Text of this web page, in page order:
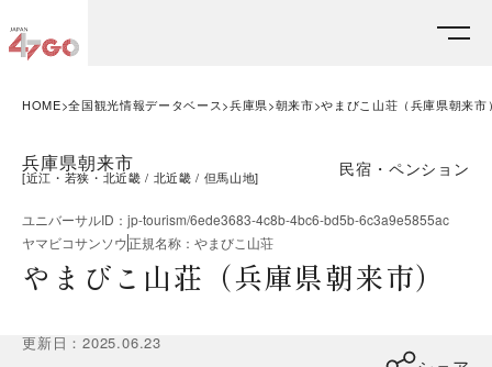
HOME 全国観光情報データベース 兵庫県 朝来市 やまびこ山荘（兵庫県朝来市
兵庫県朝来市
[近江・若狭・北近畿 北近畿 但馬山地] 民宿・ペンション
ユニバーサルID ： jp-tourism/6ede3683-4c8b-4bc6-bd5b-6c3a9e5855ac
ヤマビコサンソウ正規名称 ： やまびこ山荘
やまびこ山荘（兵庫県朝来市）
更新日 ：2025.06.23